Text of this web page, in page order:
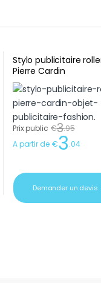
Stylo publicitaire
Pierre Cardin
Prix public €3.95
A partir de €3.04
Demander un devis